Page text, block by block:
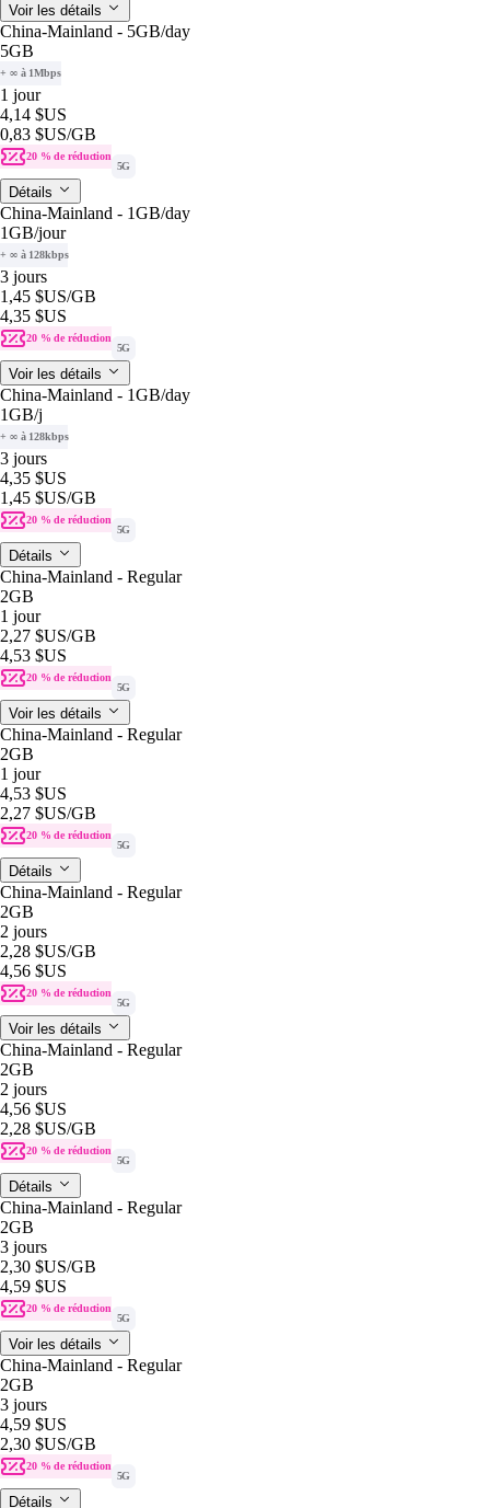
Voir les détails
China-Mainland - 5GB/day
5GB
+ ∞ à 1Mbps
1 jour
4,14 $US
0,83 $US/GB
20 % de réduction
5G
Détails
China-Mainland - 1GB/day
1GB/jour
+ ∞ à 128kbps
3 jours
1,45 $US/GB
4,35 $US
20 % de réduction
5G
Voir les détails
China-Mainland - 1GB/day
1GB/j
+ ∞ à 128kbps
3 jours
4,35 $US
1,45 $US/GB
20 % de réduction
5G
Détails
China-Mainland - Regular
2GB
1 jour
2,27 $US/GB
4,53 $US
20 % de réduction
5G
Voir les détails
China-Mainland - Regular
2GB
1 jour
4,53 $US
2,27 $US/GB
20 % de réduction
5G
Détails
China-Mainland - Regular
2GB
2 jours
2,28 $US/GB
4,56 $US
20 % de réduction
5G
Voir les détails
China-Mainland - Regular
2GB
2 jours
4,56 $US
2,28 $US/GB
20 % de réduction
5G
Détails
China-Mainland - Regular
2GB
3 jours
2,30 $US/GB
4,59 $US
20 % de réduction
5G
Voir les détails
China-Mainland - Regular
2GB
3 jours
4,59 $US
2,30 $US/GB
20 % de réduction
5G
Détails